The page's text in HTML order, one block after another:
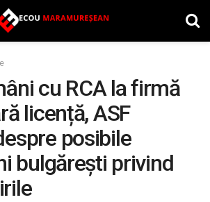
cu RCA la firmă
licență, ASF
posibile
bulgărești privind